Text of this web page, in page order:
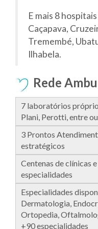
E mais 8
Caçapava,
Tremembé,
Ilhabela.
Rede
7 laboratórios
Plani, Perotti, entre
3 Prontos
estratégicos
Centenas de clínicas
especialidades
Especialidades
Dermatologia,
Ortopedia,
+90 especialidades